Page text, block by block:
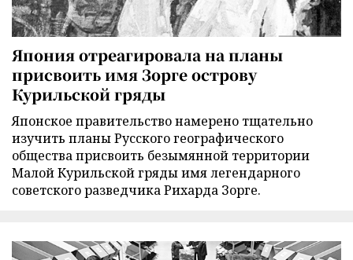
Япония отреагировала на планы
присвоить имя Зорге острову
Курильской гряды
Японское правительство намерено тщательно
изучить планы Русского географического
общества присвоить безымянной территории
Малой Курильской гряды имя легендарного
советского разведчика Рихарда Зорге.